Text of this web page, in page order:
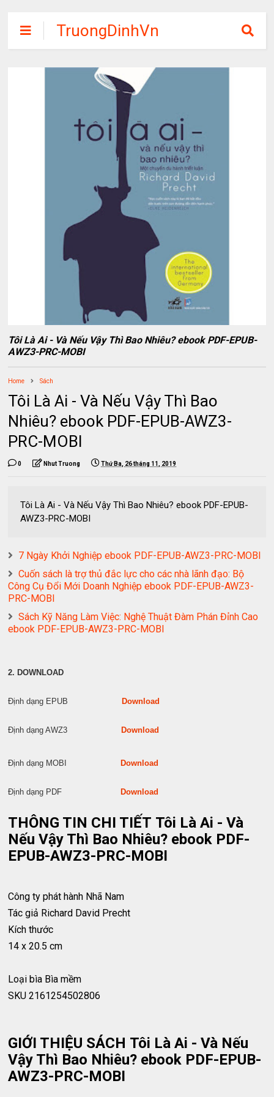
TruongDinhVn
Chia sẽ ebook,
các khóa học,
phần mềm học
tập miễn phí
Tôi Là Ai - Và Nếu Vậy Thì Bao Nhiêu? ebook PDF-EPUB-
AWZ3-PRC-MOBI
Home Sách
Tôi Là Ai - Và Nếu Vậy Thì Bao
Nhiêu? ebook PDF-EPUB-AWZ3-
PRC-MOBI
0 Nhut Truong Thứ Ba, 26 tháng 11, 2019
Tôi Là Ai - Và Nếu Vậy Thì Bao Nhiêu? ebook PDF-EPUB-
AWZ3-PRC-MOBI
7 Ngày Khởi Nghiệp ebook PDF-EPUB-AWZ3-PRC-MOBI
Cuốn sách là trợ thủ đắc lực cho các nhà lãnh đạo: Bộ
Công Cụ Đổi Mới Doanh Nghiệp ebook PDF-EPUB-AWZ3-
PRC-MOBI
Sách Kỹ Năng Làm Việc: Nghệ Thuật Đàm Phán Đỉnh Cao
ebook PDF-EPUB-AWZ3-PRC-MOBI
2. DOWNLOAD
Định dạng EPUB Download
Định dạng AWZ3 Download
Định dạng MOBI Download
Định dạng PDF Download
THÔNG TIN CHI TIẾT Tôi Là Ai - Và
Nếu Vậy Thì Bao Nhiêu? ebook PDF-
EPUB-AWZ3-PRC-MOBI
Công ty phát hành Nhã Nam
Tác giả Richard David Precht
Kích thước
14 x 20.5 cm
Loại bìa Bìa mềm
SKU 2161254502806
GIỚI THIỆU SÁCH Tôi Là Ai - Và Nếu
Vậy Thì Bao Nhiêu? ebook PDF-EPUB-
AWZ3-PRC-MOBI